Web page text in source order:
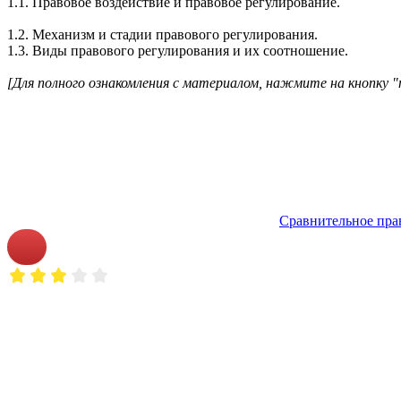
1.2. Механизм и стадии правового регулирования.
1.3. Виды правового регулирования и их соотношение.
[Для полного ознакомления с материалом, нажмите на кнопку
Сравнительное